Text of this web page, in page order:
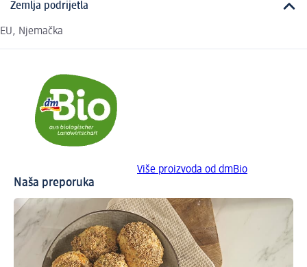
Zemlja podrijetla
EU, Njemačka
Više proizvoda od dmBio
Naša preporuka